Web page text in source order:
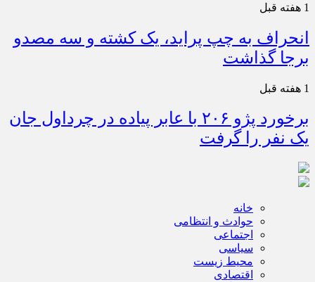
1 هفته قبل
انحراف به چپ پراید، یک کشته و سه مصدو
برجا گذاشت
1 هفته قبل
برخورد پژو ۲۰۶ با عابر پیاده در چرداول جان
یک نفر را گرفت
خانه
حوادث و انتظامی
اجتماعی
سیاسی
محیط زیست
اقتصادی